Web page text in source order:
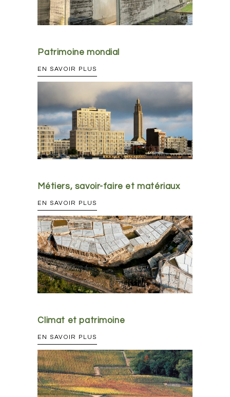
Patrimoine mondial
EN SAVOIR PLUS
Métiers, savoir-faire et matériaux
EN SAVOIR PLUS
Climat et patrimoine
EN SAVOIR PLUS